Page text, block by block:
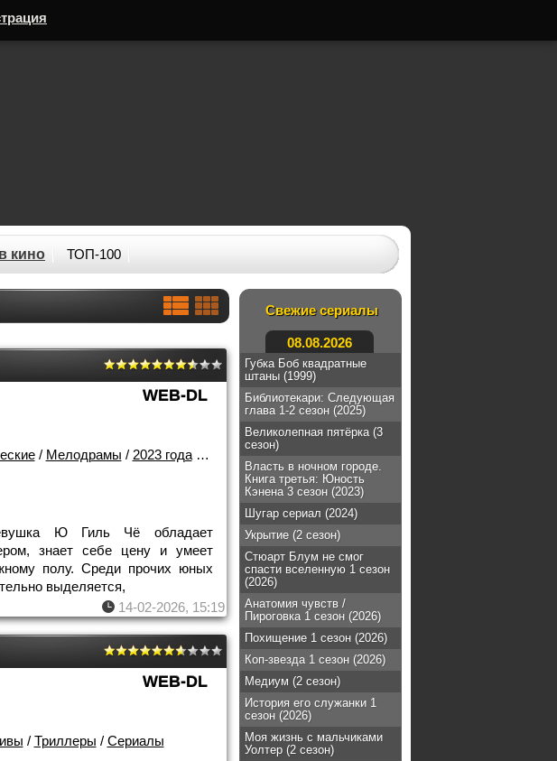
WEB-DL
/ Мелодрамы / 2023 года/
Сериалы
Ю Гиль Чё обладает
знает себе цену и умеет
полу. Среди прочих юных
выделяется,
14-02-2026, 15:19
WEB-DL
/ Триллеры / Сериалы
Свежие сериалы
08.08.2026
Губка Боб квадратные
штаны (1999)
Библиотекари: Следующая
глава 1-2 сезон (2025)
Великолепная пятёрка (3
сезон)
Власть в ночном городе.
Книга третья: Юность
Кэнена 3 сезон (2023)
Шугар сериал (2024)
Укрытие (2 сезон)
Стюарт Блум не смог
спасти вселенную 1 сезон
(2026)
Анатомия чувств /
Пироговка 1 сезон (2026)
Похищение 1 сезон (2026)
Коп-звезда 1 сезон (2026)
Медиум (2 сезон)
История его служанки 1
сезон (2026)
Моя жизнь с мальчиками
Уолтер (2 сезон)
кино ТОП-100